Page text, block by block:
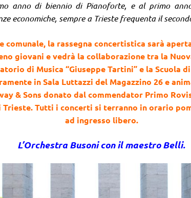
anno di biennio di Pianoforte, e al primo
economiche, sempre a Trieste frequenta il
comunale, la rassegna concertistica sarà
giovani e vedrà la collaborazione tra la
di Musica “Giuseppe Tartini” e la Scuola
in Sala Luttazzi del Magazzino 26 e
& Sons donato dal commendator Primo
Trieste. Tutti i concerti si terranno in orario
ad ingresso libero.
L’Orchestra Busoni con il maestro Belli.